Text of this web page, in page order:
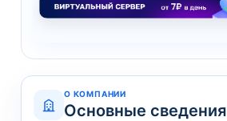
О КОМПАНИИ
Основные сведения